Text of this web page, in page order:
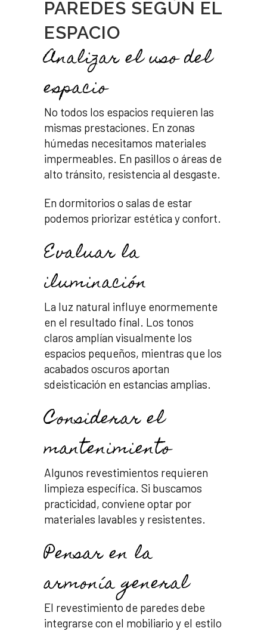
PAREDES SEGÚN EL
ESPACIO
Analizar el uso del
espacio
No todos los espacios requieren las
mismas prestaciones. En zonas
húmedas necesitamos materiales
impermeables. En pasillos o áreas de
alto tránsito, resistencia al desgaste.
En dormitorios o salas de estar
podemos priorizar estética y confort.
Evaluar la
iluminación
La luz natural influye enormemente
en el resultado final. Los tonos
claros amplían visualmente los
espacios pequeños, mientras que los
acabados oscuros aportan
sdeisticación en estancias amplias.
Considerar el
mantenimiento
Algunos revestimientos requieren
limpieza específica. Si buscamos
practicidad, conviene optar por
materiales lavables y resistentes.
Pensar en la
armonía general
El revestimiento de paredes debe
integrarse con el mobiliario y el estilo